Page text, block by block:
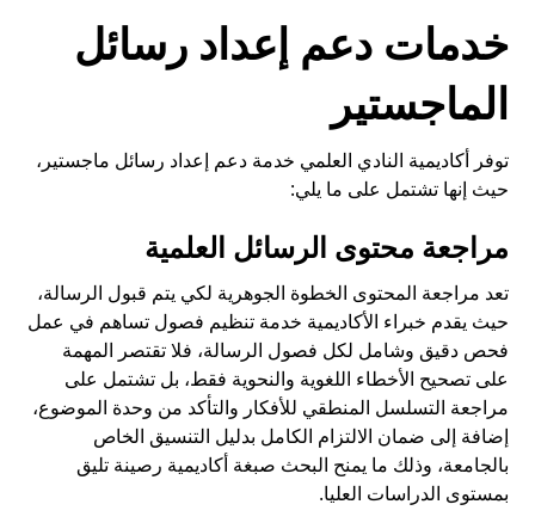
خدمات دعم إعداد رسائل
الماجستير
توفر أكاديمية النادي العلمي خدمة دعم إعداد رسائل ماجستير،
حيث إنها تشتمل على ما يلي:
مراجعة محتوى الرسائل العلمية
تعد مراجعة المحتوى الخطوة الجوهرية لكي يتم قبول الرسالة،
حيث يقدم خبراء الأكاديمية خدمة تنظيم فصول تساهم في عمل
فحص دقيق وشامل لكل فصول الرسالة، فلا تقتصر المهمة
على تصحيح الأخطاء اللغوية والنحوية فقط، بل تشتمل على
مراجعة التسلسل المنطقي للأفكار والتأكد من وحدة الموضوع،
إضافة إلى ضمان الالتزام الكامل بدليل التنسيق الخاص
بالجامعة، وذلك ما يمنح البحث صبغة أكاديمية رصينة تليق
بمستوى الدراسات العليا.